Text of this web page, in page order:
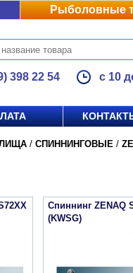
Рыболовные
398 22 54 с 10
/ СПИННИНГОВЫЕ /
Спиннинг ZENAQ
(KWSG)